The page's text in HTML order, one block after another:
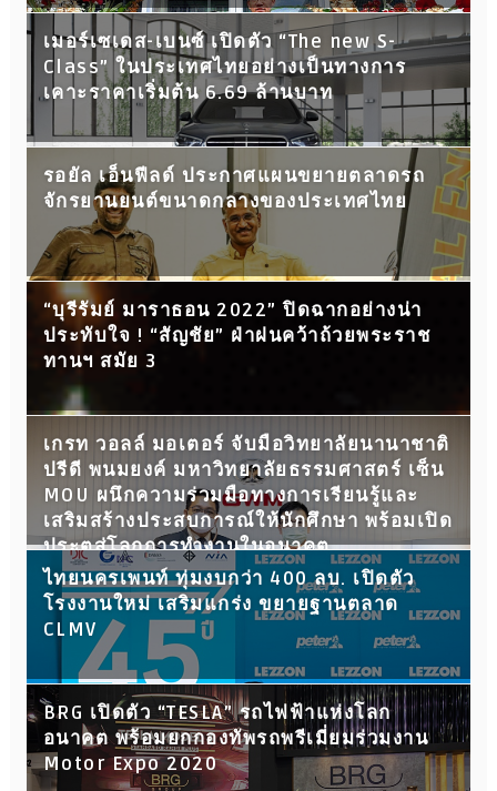
เมอร์เซเดส-เบนซ์ เปิดตัว “The new S-
Class” ในประเทศไทยอย่างเป็นทางการ
เคาะราคาเริ่มต้น 6.69 ล้านบาท
รอยัล เอ็นฟีลด์ ประกาศแผนขยายตลาดรถ
จักรยานยนต์ขนาดกลางของประเทศไทย
“บุรีรัมย์ มาราธอน 2022” ปิดฉากอย่างน่า
ประทับใจ ! “สัญชัย” ฝ่าฝนคว้าถ้วยพระราช
ทานฯ สมัย 3
เกรท วอลล์ มอเตอร์ จับมือวิทยาลัยนานาชาติ
ปรีดี พนมยงค์ มหาวิทยาลัยธรรมศาสตร์ เซ็น
MOU ผนึกความร่วมมือทางการเรียนรู้และ
เสริมสร้างประสบการณ์ให้นักศึกษา พร้อมเปิด
ประตูสู่โลกการทำงานในอนาคต
ไทยนครเพนท์ ทุ่มงบกว่า 400 ลบ. เปิดตัว
โรงงานใหม่ เสริมแกร่ง ขยายฐานตลาด
CLMV
BRG เปิดตัว “TESLA” รถไฟฟ้าแห่งโลก
อนาคต พร้อมยกกองทัพรถพรีเมี่ยมร่วมงาน
Motor Expo 2020